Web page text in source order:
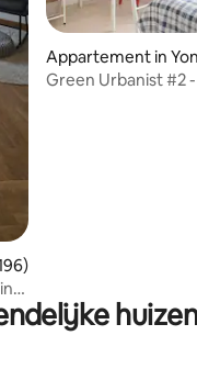
beoordeling van 4,75
Appartement in
u
Green Urbanist #2